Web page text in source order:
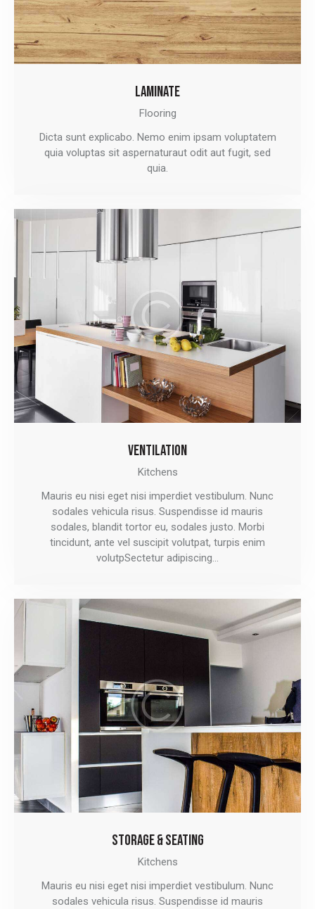
LAMINATE
Flooring
Dicta sunt explicabo. Nemo enim ipsam voluptatem
quia voluptas sit aspernaturaut odit aut fugit, sed
quia.
VENTILATION
Kitchens
Mauris eu nisi eget nisi imperdiet vestibulum. Nunc
sodales vehicula risus. Suspendisse id mauris
sodales, blandit tortor eu, sodales justo. Morbi
tincidunt, ante vel suscipit volutpat, turpis enim
volutpSectetur adipiscing…
STORAGE & SEATING
Kitchens
Mauris eu nisi eget nisi imperdiet vestibulum. Nunc
sodales vehicula risus. Suspendisse id mauris